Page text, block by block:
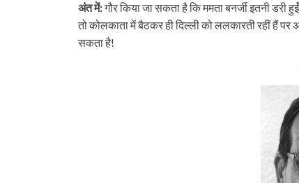
अंत में:गौर किया जा सकता है कि ममता बनर्जी इतनी
तो कोलकाता में बैठकर ही दिल्ली को ललकारती रहीं हैं
सकता है!